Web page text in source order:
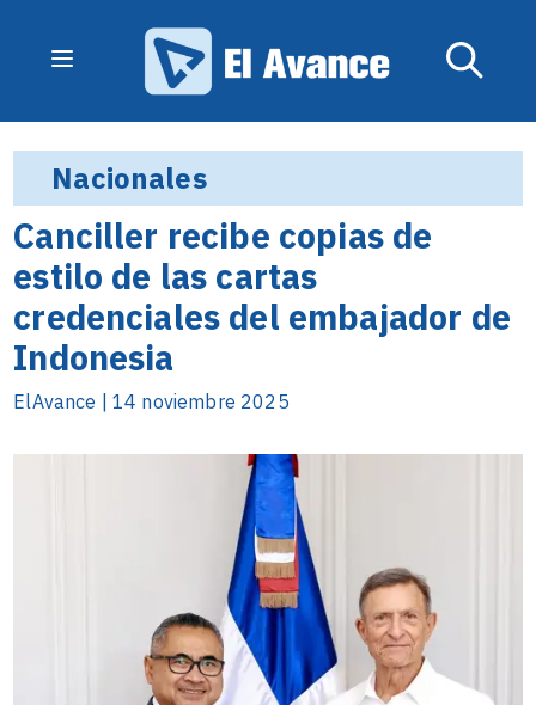
Nacionales
Canciller recibe copias de
estilo de las cartas
credenciales del embajador de
Indonesia
ElAvance | 14 noviembre 2025